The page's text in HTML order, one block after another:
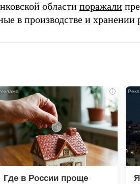
области поражали
в производстве и хранении
i
Где в России проще